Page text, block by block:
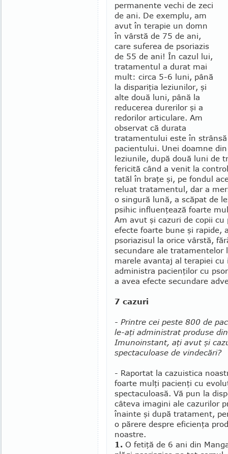
permanente vechi de zeci
de ani. De exem­plu, am
avut în terapie un domn
în vârstă de 75 de ani,
care suferea de psoriazis
de 55 de ani! În cazul lui,
tratamentul a durat mai
mult: circa 5-6 luni, până
la dispariţia leziunilor, şi
alte două luni, până la
reducerea durerilor şi a
redorilor articulare. Am
observat că durata
tratamentului este în
pacientului. Unei doamne
leziunile, după două luni de
fericită când a venit la
tatăl în braţe şi, pe fondul
reluat trata­men­tul, dar a
o sin­gură lună, a scăpat de
psihic influenţează foarte
Am avut şi cazuri de copii
efecte foarte bune şi rapide,
psoriazisul la orice vârstă,
secundare ale tratamentelor
marele avantaj al terapiei cu
administra pacienţilor cu
a avea efecte secun­dare
7 cazuri
- Printre cei peste 800 de
le-aţi administrat produse
Imunoinstant, aţi avut şi
spectaculoase de vindecări?
- Raportat la cazuistica
foarte mulţi pacienţi cu
spectaculoasă. Vă pun la
câteva imagini ale cazurilor
înainte şi după tratament,
o părere despre eficienţa
noastre.
1. O fetiţă de 6 ani din